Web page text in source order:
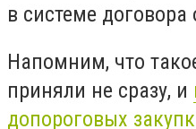
в системе
Напомним, что
приняли не сразу, и
допороговых